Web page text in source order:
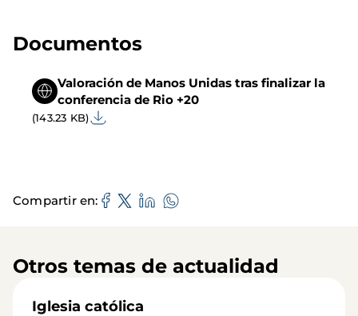
Documentos
Valoración de Manos Unidas tras finalizar la
conferencia de Rio +20
(143.23 KB)
Compartir en
Otros temas de actualidad
Iglesia católica